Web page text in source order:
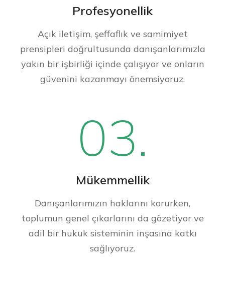
Profesyonellik
Açık iletişim, şeffaflık ve samimiyet
prensipleri doğrultusunda danışanlarımızla
yakın bir işbirliği içinde çalışıyor ve onların
güvenini kazanmayı önemsiyoruz.
03.
Mükemmellik
Danışanlarımızın haklarını korurken,
toplumun genel çıkarlarını da gözetiyor ve
adil bir hukuk sisteminin inşasına katkı
sağlıyoruz.